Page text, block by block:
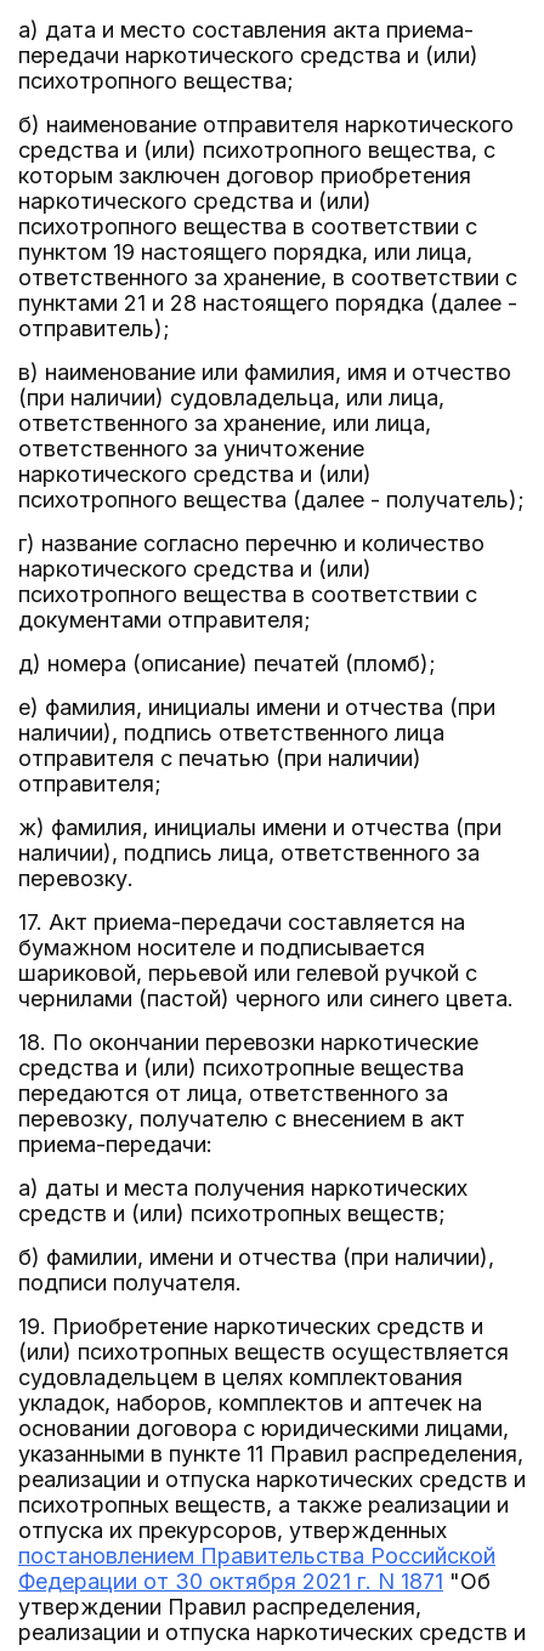
а) дата и место составления акта приема-
передачи наркотического средства и (или)
психотропного вещества;
б) наименование отправителя наркотического
средства и (или) психотропного вещества, с
которым заключен договор приобретения
наркотического средства и (или)
психотропного вещества в соответствии с
пунктом 19 настоящего порядка, или лица,
ответственного за хранение, в соответствии с
пунктами 21 и 28 настоящего порядка (далее -
отправитель);
в) наименование или фамилия, имя и отчество
(при наличии) судовладельца, или лица,
ответственного за хранение, или лица,
ответственного за уничтожение
наркотического средства и (или)
психотропного вещества (далее - получатель);
г) название согласно перечню и количество
наркотического средства и (или)
психотропного вещества в соответствии с
документами отправителя;
д) номера (описание) печатей (пломб);
е) фамилия, инициалы имени и отчества (при
наличии), подпись ответственного лица
отправителя с печатью (при наличии)
отправителя;
ж) фамилия, инициалы имени и отчества (при
наличии), подпись лица, ответственного за
перевозку.
17. Акт приема-передачи составляется на
бумажном носителе и подписывается
шариковой, перьевой или гелевой ручкой с
чернилами (пастой) черного или синего цвета.
18. По окончании перевозки наркотические
средства и (или) психотропные вещества
передаются от лица, ответственного за
перевозку, получателю с внесением в акт
приема-передачи:
а) даты и места получения наркотических
средств и (или) психотропных веществ;
б) фамилии, имени и отчества (при наличии),
подписи получателя.
19. Приобретение наркотических средств и
(или) психотропных веществ осуществляется
судовладельцем в целях комплектования
укладок, наборов, комплектов и аптечек на
основании договора с юридическими лицами,
указанными в пункте 11 Правил распределения,
реализации и отпуска наркотических средств и
психотропных веществ, а также реализации и
отпуска их прекурсоров, утвержденных
постановлением Правительства Российской
Федерации от 30 октября 2021 г. N 1871 "Об
утверждении Правил распределения,
реализации и отпуска наркотических средств и